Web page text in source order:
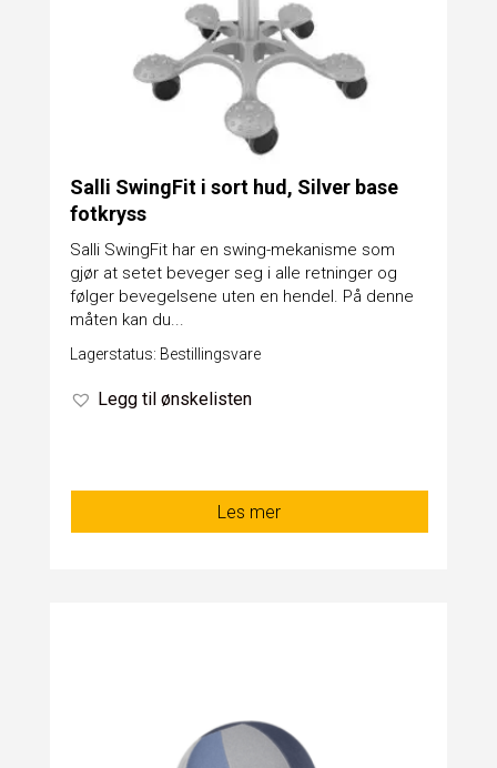
Salli SwingFit i sort hud, Silver base
fotkryss
Salli SwingFit har en swing-mekanisme som
gjør at setet beveger seg i alle retninger og
følger bevegelsene uten en hendel. På denne
måten kan du...
Lagerstatus: Bestillingsvare
Legg til ønskelisten
Les mer